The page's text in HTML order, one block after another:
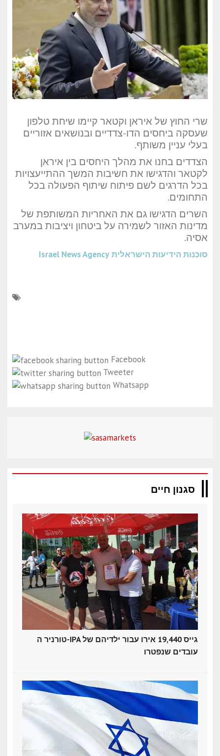
שרי החוץ של איראן וקטאר קיימו שיחת טלפון
שעסקה ביחסים הדו-צדדיים ובנושאים אזוריים
בעלי עניין משותף.
הצדדים בחנו את מהלך היחסים בין איראן
לקטאר והדגישו את חשיבות המשך ההתייעצויות
בכל הדרגים לשם פיתוח שיתוף הפעולה בכל
התחומים.
השרים הדגישו גם את האחריות המשותפת של
מדינות האזור לשמירה על ביטחון ויציבות במערב
אסיה.
סוכנות הידיעות הישראלית Israel News Agency
Facebook
Tweeter
Whatsapp
סגנון חיים
טורניר ה-IPA גייס 19,440 אירו עבור ילדיהם של
עובדים שנפטרו